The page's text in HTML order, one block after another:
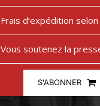
Frais d’expédition
Vous soutenez la
S'ABONNER